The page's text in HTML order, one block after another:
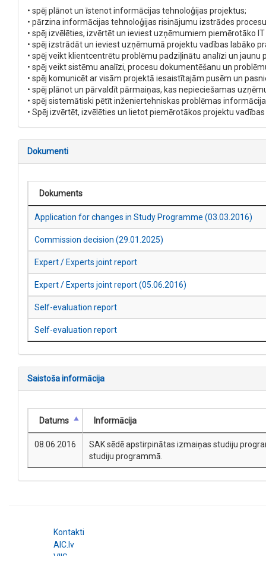
• spēj plānot un īstenot informācijas tehnoloģijas projektus;
• pārzina informācijas tehnoloģijas risinājumu izstrādes
• spēj izvēlēties, izvērtēt un ieviest uzņēmumiem piemērotāko
• spēj izstrādāt un ieviest uzņēmumā projektu vadības labāko
• spēj veikt klientcentrētu problēmu padziļinātu analīzi un
• spēj veikt sistēmu analīzi, procesu dokumentēšanu un
• spēj komunicēt ar visām projektā iesaistītajām pusēm un
• spēj plānot un pārvaldīt pārmaiņas, kas nepieciešamas
• spēj sistemātiski pētīt inženiertehniskas problēmas
• Spēj izvērtēt, izvēlēties un lietot piemērotākos projektu
Dokumenti
Dokuments
Application for changes in Study Programme (03.03.2016)
Commission decision (29.01.2025)
Expert / Experts joint report
Expert / Experts joint report (05.06.2016)
Self-evaluation report
Self-evaluation report
Saistoša informācija
Datums Informācija
08.06.2016
SAK sēdē apstirpinātas izmaiņas studiju
studiju programmā.
Kontakti
AIC.lv
VIIS